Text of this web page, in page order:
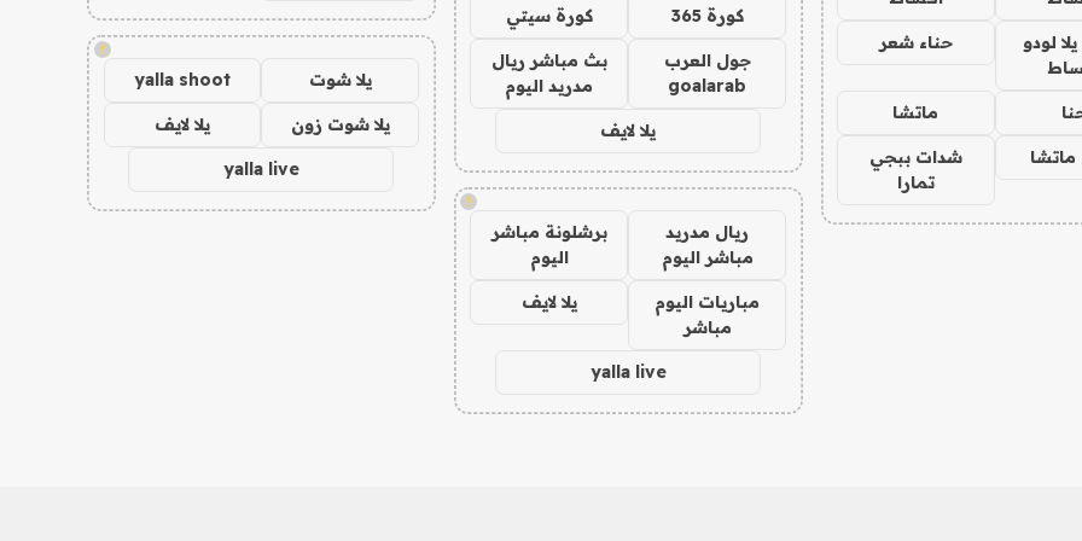
لودو
حناء شعر
ماتشا
شدات ببجي
تمارا
كورة 365 كورة سيتي
جول العرب
goalarab
بث مباشر ريال
مدريد اليوم
يلا لايف
!
ريال مدريد
مباشر اليوم
برشلونة مباشر
اليوم
مباريات اليوم
مباشر
يلا لايف
yalla live
!
يلا شوت yalla shoot
يلا شوت زون يلا لايف
yalla live